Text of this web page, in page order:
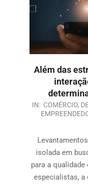
Além das
IN: COMÉRCIO,
isolada em
para a
especialistas, a